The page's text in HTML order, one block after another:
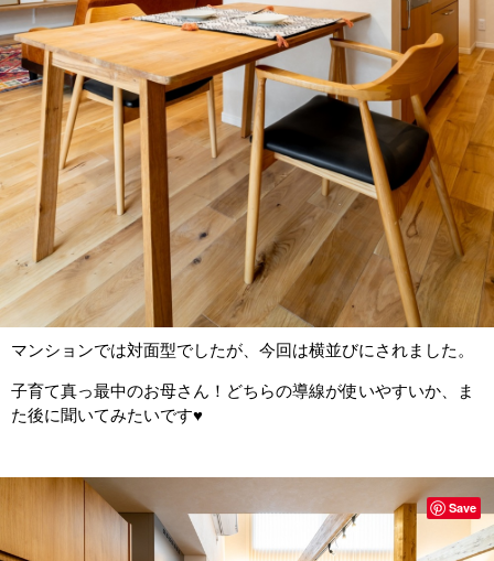
マンションでは対面型でしたが、今回は横並びにされました。
子育て真っ最中のお母さん！どちらの導線が使いやすいか、ま
た後に聞いてみたいです♥
Save